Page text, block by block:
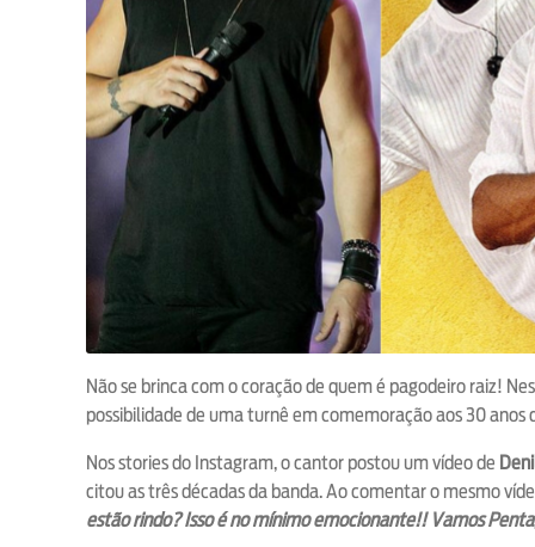
Não se brinca com o coração de quem é pagodeiro raiz!
possibilidade de uma turnê em comemoração aos 30 anos
Nos stories do Instagram, o cantor postou um vídeo de
citou as três décadas da banda. Ao comentar o mesmo
estão rindo? Isso é no mínimo emocionante!! Vamos